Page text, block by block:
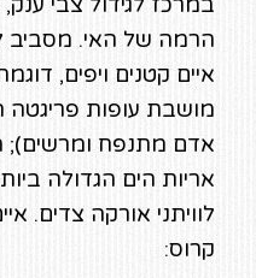
הרמה של האי. מסביב
איים קטנים ויפים,
מושבת עופות פריגטה
אדם מתנפח ומרשים);
אריות הים הגדולה
לוויתני אורקה צדים.
קרוס: